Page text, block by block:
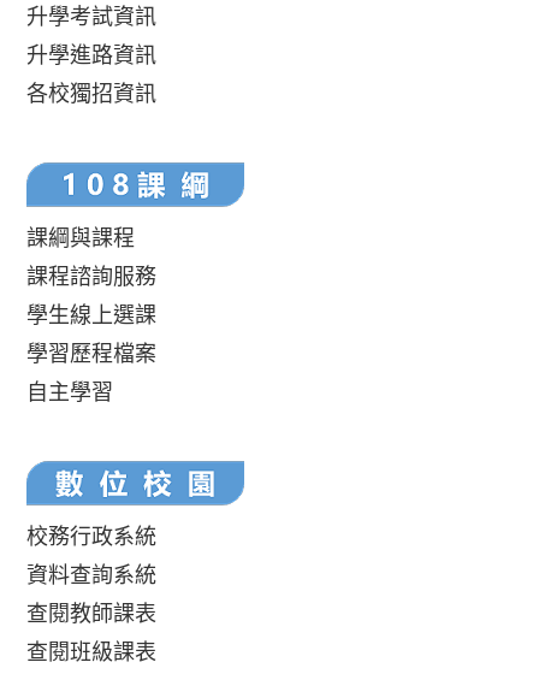
升學考試資訊
升學進路資訊
各校獨招資訊
課綱與課程
課程諮詢服務
學生線上選課
學習歷程檔案
自主學習
校務行政系統
資料查詢系統
查閱教師課表
查閱班級課表